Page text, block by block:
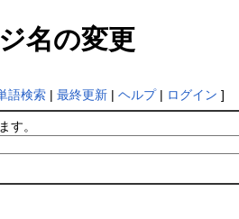
名の変更
語検索| 最終更新| ヘルプ| ログイン ]
す。